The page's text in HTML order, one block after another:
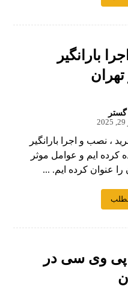
بارانگیر
گستر
، نصب و اجرا بارانگیر
کرده ایم و عوامل موثر
را عنوان کرده ایم. ...
مطلب
پی وی سی در